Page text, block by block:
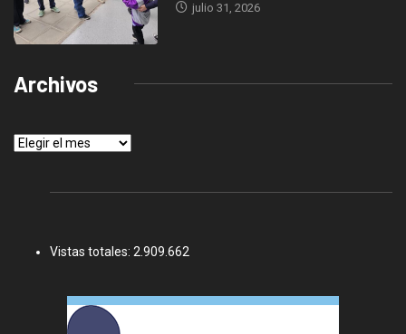
julio 31, 2026
Archivos
Archivos
Vistas totales: 2.909.662